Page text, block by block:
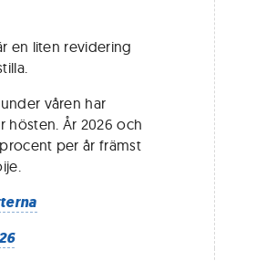
en liten revidering
våren har
hösten. År 2026 och
per år främst